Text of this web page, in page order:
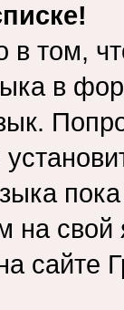
в том,
в
на
сайте